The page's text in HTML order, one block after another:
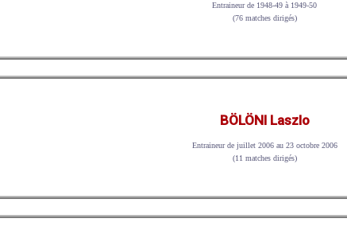
Entraineur de 1948-49 à 1949-50
(76 matches dirigés)
BÖLÖNI Laszlo
Entraineur de juillet 2006 au 23 octobre 2006
(11 matches dirigés)